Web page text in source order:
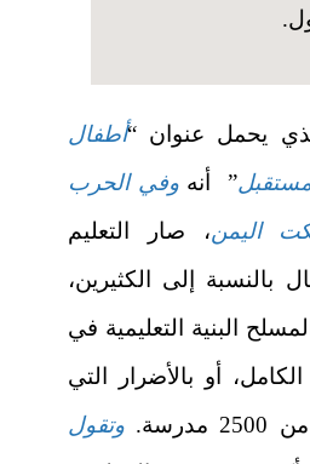
يحمل عنوان “أطفال
” أنهوفي الحرب
اليمن، صار التعليم
بالنسبة إلى الكثيرين،
البنية التعليمية في
الكامل، أو بالأضرار التي
وتقول